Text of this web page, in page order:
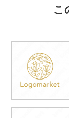
こ